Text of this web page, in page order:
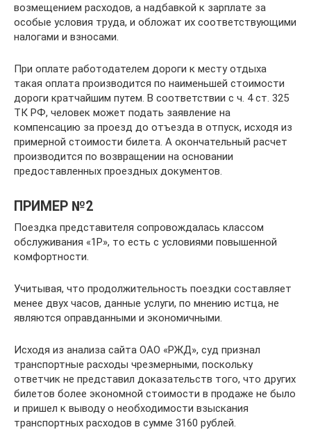
возмещением расходов, а надбавкой к зарплате за
особые условия труда, и обложат их соответствующими
налогами и взносами.
При оплате работодателем дороги к месту отдыха
такая оплата производится по наименьшей стоимости
дороги кратчайшим путем. В соответствии с ч. 4 ст. 325
ТК РФ, человек может подать заявление на
компенсацию за проезд до отъезда в отпуск, исходя из
примерной стоимости билета. А окончательный расчет
производится по возвращении на основании
предоставленных проездных документов.
ПРИМЕР №2
Поездка представителя сопровождалась классом
обслуживания «1Р», то есть с условиями повышенной
комфортности.
Учитывая, что продолжительность поездки составляет
менее двух часов, данные услуги, по мнению истца, не
являются оправданными и экономичными.
Исходя из анализа сайта ОАО «РЖД», суд признал
транспортные расходы чрезмерными, поскольку
ответчик не представил доказательств того, что других
билетов более экономной стоимости в продаже не было
и пришел к выводу о необходимости взыскания
транспортных расходов в сумме 3160 рублей.